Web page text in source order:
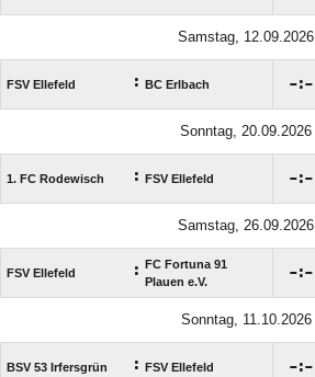
Samstag, 12.09.2026
FSV Ellefeld : BC Erlbach :
Sonntag, 20.09.2026
1. FC Rodewisch : FSV Ellefeld :
Samstag, 26.09.2026
FSV Ellefeld : FC Fortuna 91
Plauen e.V.
:
Sonntag, 11.10.2026
BSV 53 Irfersgrün : FSV Ellefeld :